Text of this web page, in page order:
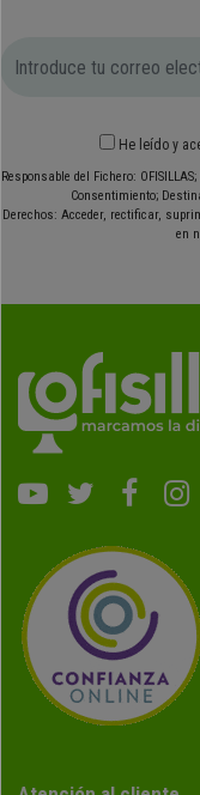
He leído y
Responsable del Fichero:
Consentimiento;
Derechos: Acceder, rectificar,
en